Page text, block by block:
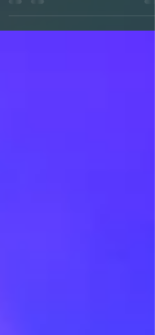
muusikalised hetked, kohtumised sõpradega
ning mõnus...